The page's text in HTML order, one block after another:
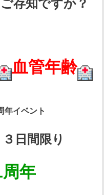
ご存知ですか？
血管年齢
年イベント
日間限り
周年